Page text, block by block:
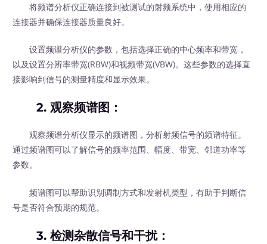
将频谱分析仪正确连接到被测试的射频系统中，使用相应的
连接器并确保连接器质量良好。
设置频谱分析仪的参数，包括选择正确的中心频率和带宽，
以及设置分辨率带宽(RBW)和视频带宽(VBW)。这些参数的选择直
接影响到信号的测量精度和显示效果。
2. 观察频谱图 ：
观察频谱分析仪显示的频谱图，分析射频信号的频谱特征。
通过频谱图可以了解信号的频率范围、幅度、带宽、邻道功率等
参数。
频谱图可以帮助识别调制方式和发射机类型，有助于判断信
号是否符合预期的规范。
3.检测杂散信号和干扰：